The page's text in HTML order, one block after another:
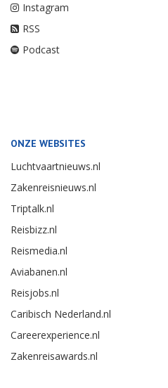
Instagram
RSS
Podcast
ONZE WEBSITES
Luchtvaartnieuws.nl
Zakenreisnieuws.nl
Triptalk.nl
Reisbizz.nl
Reismedia.nl
Aviabanen.nl
Reisjobs.nl
Caribisch Nederland.nl
Careerexperience.nl
Zakenreisawards.nl